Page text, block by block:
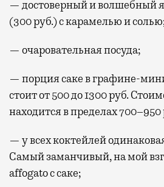
— достоверный и волшебный
(300 руб.) с карамелью и
— очаровательная посуда;
— порция саке в графине-
стоит от 500 до 1300 руб.
находится в пределах 700–950
— у всех коктейлей
Самый заманчивый, на мой
affogato с саке;